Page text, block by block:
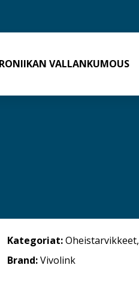
VALLANKUMOUS
Kategoriat:Oheistarvikkeet,
Brand:Vivolink